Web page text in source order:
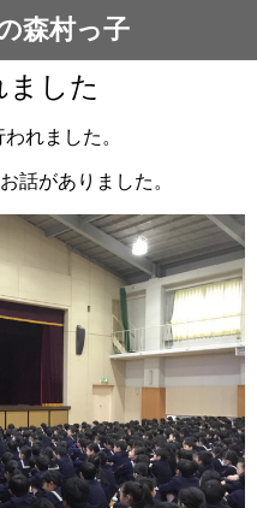
森村っ子
ました
れました。
話がありました。